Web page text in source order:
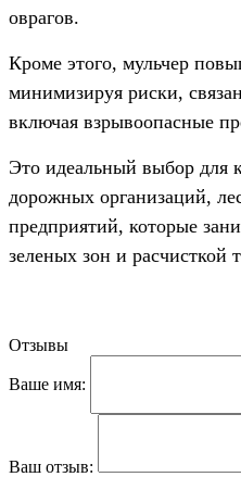
оврагов.
Кроме этого, мульчер
минимизируя риски,
включая взрывоопасные
Это идеальный выбор для
дорожных организаций,
предприятий, которые
зеленых зон и расчисткой
Отзывы
Ваше имя:
Ваш отзыв: